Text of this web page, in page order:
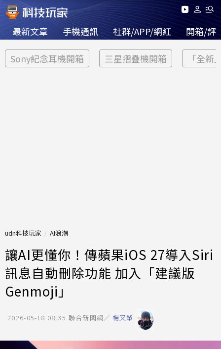
最新文章 手機通訊 社群/APP/網紅 開箱/評
Sony紀念耳機開箱 三星摺疊機開箱 「全新
udn科技玩家 AI浪潮
讓AI更懂你！傳蘋果iOS 27導入Siri
訊息自動刪除功能 加入「建議版
Genmoji」
2026-05-18 08:35 聯合新聞網／ 楊又肇